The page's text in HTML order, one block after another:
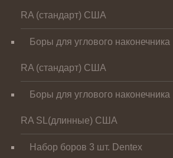
RA (стандарт) США
Боры для углового наконечника
RA (стандарт) США
Боры для углового наконечника
RA SL(длинные) CША
Набор боров 3 шт. Dentex